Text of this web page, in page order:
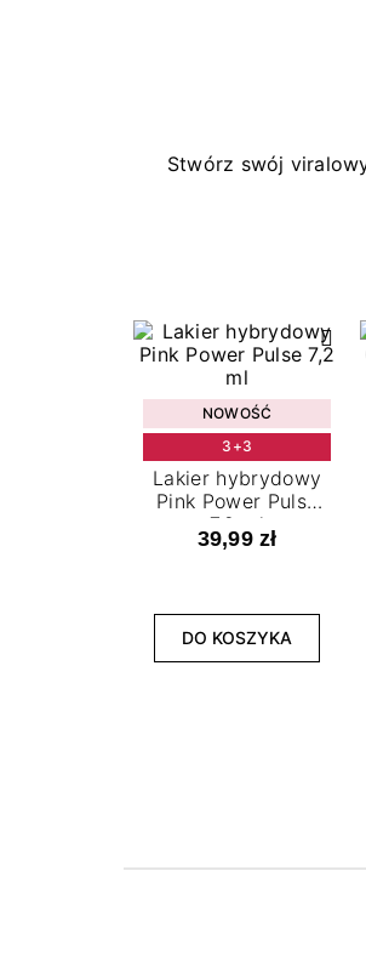
Stwórz swój
NOWOŚĆ
3+3
Lakier hybrydowy
Pink Power Pulse
7,2 ml
39,99 zł
DO KOSZYKA